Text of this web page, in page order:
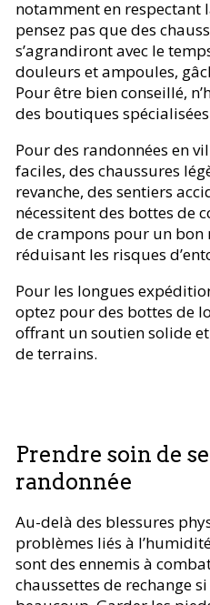
notamment en respectant
pensez pas que des
s’agrandiront avec le
douleurs et ampoules,
Pour être bien conseillé,
des boutiques
Pour des randonnées en
faciles, des chaussures
revanche, des sentiers
nécessitent des bottes de
de crampons pour un bon
réduisant les risques
Pour les longues
optez pour des bottes de
offrant un soutien solide
de terrains.
Prendre soin de
randonnée
Au-delà des blessures
problèmes liés à
sont des ennemis à
chaussettes de rechange